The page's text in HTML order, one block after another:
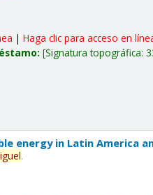
|Haga clic para acceso en
Signatura topográfica:
energy in Latin America
.